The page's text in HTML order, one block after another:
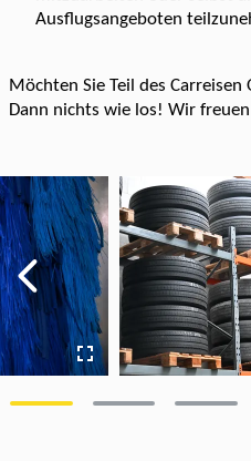
Ausflugsangeboten
Möchten Sie Teil des Carreisen
Dann nichts wie los! Wir